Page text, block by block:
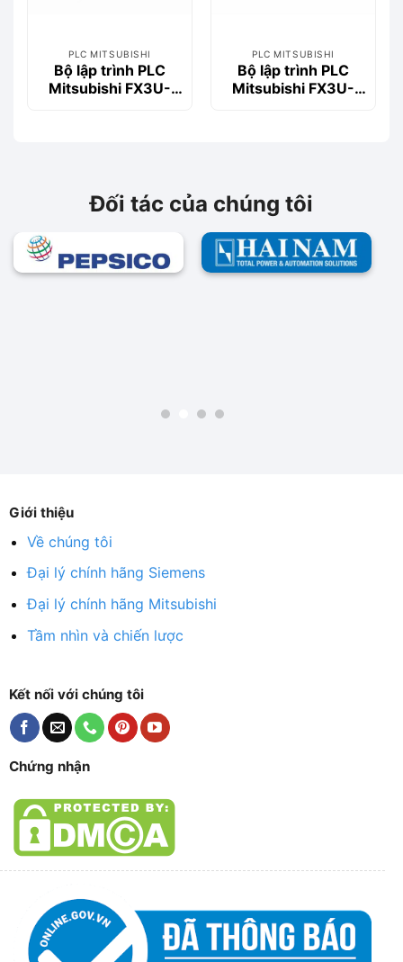
PLC MITSUBISHI
Bộ lập trình PLC
Mitsubishi FX3U-
PLC MITSUBISHI
Bộ lập trình PLC
Mitsubishi FX3U-
Đối tác của chúng tôi
Giới thiệu
Về chúng tôi
Đại lý chính hãng Siemens
Đại lý chính hãng Mitsubishi
Tầm nhìn và chiến lược
Kết nối với chúng tôi
Chứng nhận